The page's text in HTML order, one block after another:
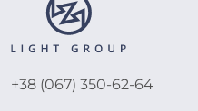
+38 (067) 350-62-64